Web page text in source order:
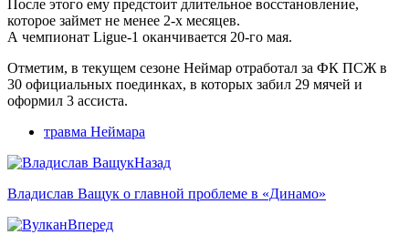
После этого ему предстоит длительное восстановление,
которое займет не менее 2-х месяцев.
А чемпионат Ligue-1 оканчивается 20-го мая.
Отметим, в текущем сезоне Неймар отработал за ФК ПСЖ в
30 официальных поединках, в которых забил 29 мячей и
оформил 3 ассиста.
травма Неймара
Назад
Владислав Ващук о главной проблеме в «Динамо»
Вперед